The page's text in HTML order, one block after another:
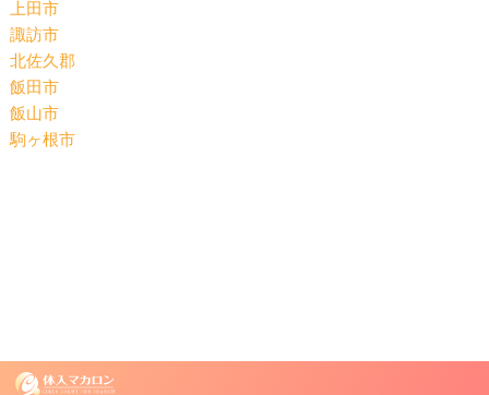
上田市
諏訪市
北佐久郡
飯田市
飯山市
駒ヶ根市